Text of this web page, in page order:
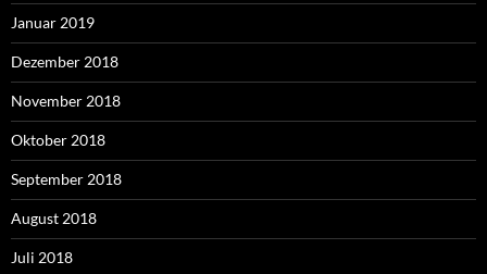
Januar 2019
Dezember 2018
November 2018
Oktober 2018
September 2018
August 2018
Juli 2018